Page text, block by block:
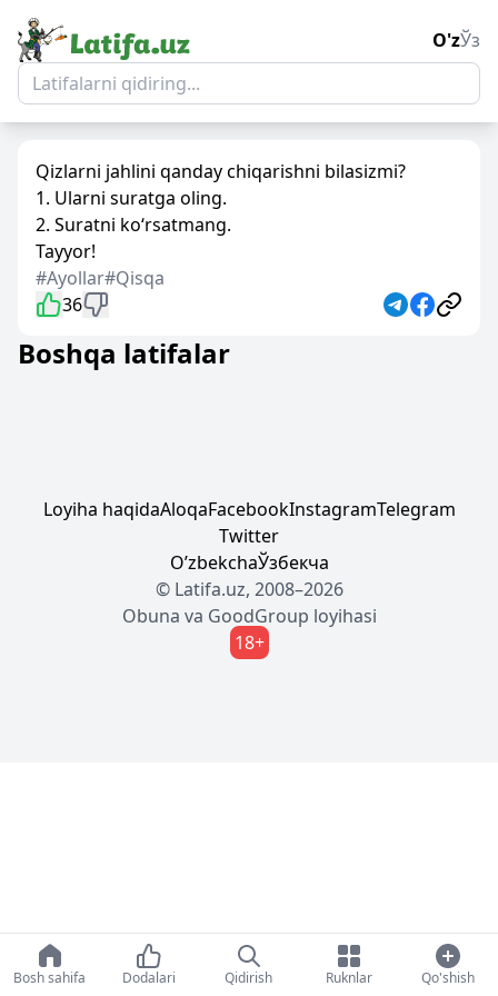
O'zЎз
Qizlarni jahlini qanday chiqarishni bilasizmi?
1. Ularni suratga oling.
2. Suratni ko‘rsatmang.
Tayyor!
#Ayollar#Qisqa
36
Boshqa latifalar
Loyiha haqidaAloqaFacebookInstagramTelegram
Twitter
OʼzbekchaЎзбекча
© Latifa.uz, 2008–2026
Obuna va GoodGroup loyihasi
18+
Bosh sahifa Dodalari Qidirish Ruknlar Qo'shish